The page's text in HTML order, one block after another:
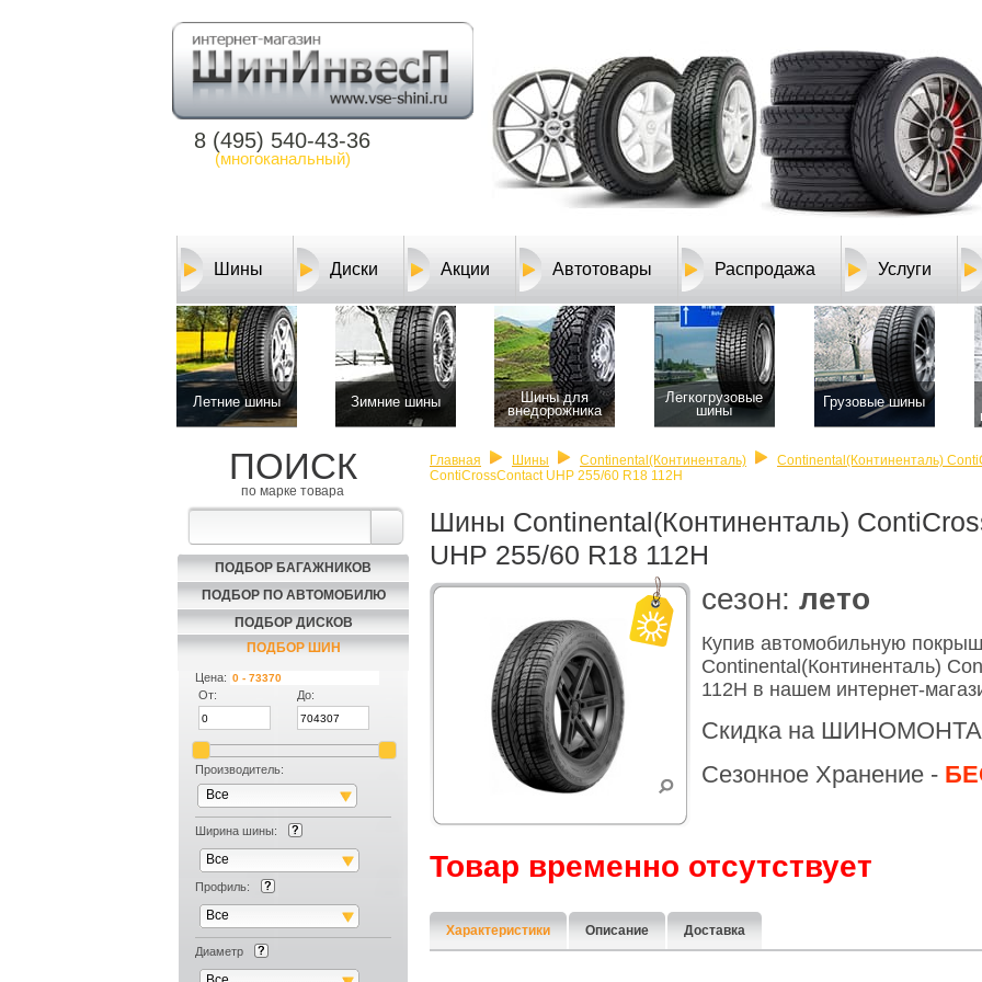
8 (495) 540-43-36
(многоканальный)
Шины Диски Акции Автотовары Распродажа Услуги
Летние шины Зимние шины
Шины для
внедорожника
Легкогрузовые
шины
Грузовые шины
ПОИСК
по марке товара
ПОДБОР БАГАЖНИКОВ
ПОДБОР ПО АВТОМОБИЛЮ
ПОДБОР ДИСКОВ
ПОДБОР ШИН
Цена:
От:
До:
Производитель:
Все
Ширина шины:
Все
Профиль:
Все
Диаметр
Главная Шины Continental(Континенталь)
Continental(Континенталь)
ContiCrossContact UHP 255/60 R18 112H
Шины Continental(Континенталь)
UHP 255/60 R18 112H
cезон: лето
Купив автомобильную
Continental(Континенталь)
112H в нашем интернет-
Скидка на
Сезонное Хранение -
Товар временно отсутствует
Характеристики Описание Доставка